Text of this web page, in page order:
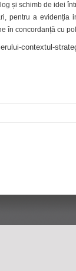
și schimb de idei
pentru a evidenția
în concordanță cu
contextul-